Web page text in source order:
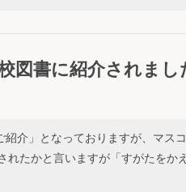
図書に紹介されまし
介」となっておりますが、マス
れたかと言いますが「すがたを